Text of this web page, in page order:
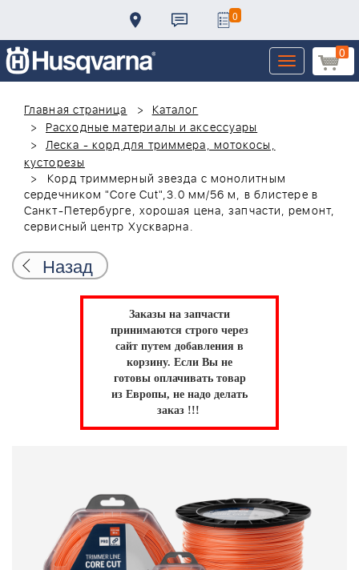
0
0
Toggle
navigation
Главная страница
Каталог
Расходные материалы и аксессуары
Леска - корд для триммера, мотокосы,
кусторезы
Корд триммерный звезда с монолитным
сердечником "Core Cut",3.0 мм/56 м, в блистере в
Санкт-Петербурге, хорошая цена, запчасти, ремонт,
сервисный центр Хускварна.
Назад
Заказы на запчасти
принимаются строго через
сайт путем добавления в
корзину. Если Вы не
готовы оплачивать товар
из Европы, не надо делать
заказ !!!